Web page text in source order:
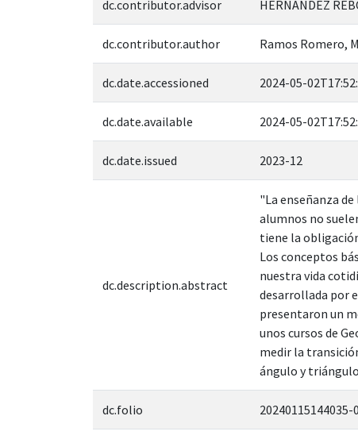
dc.contributor.advisor HERNANDEZ
dc.contributor.author Ramos Romero,
dc.date.accessioned 2024-05-
dc.date.available 2024-05-
dc.date.issued 2023-12
dc.description.abstract
"La enseñanza
alumnos no
tiene la
Los conceptos
nuestra vida
desarrollada por
presentaron un
unos cursos de
medir la
ángulo y
dc.folio 20240115144035-